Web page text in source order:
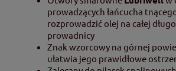
prowadzących łańcucha
rozprowadzić olej na całej
prowadnicy
Znak wzorcowy na górnej
ułatwia jego prawidłowe